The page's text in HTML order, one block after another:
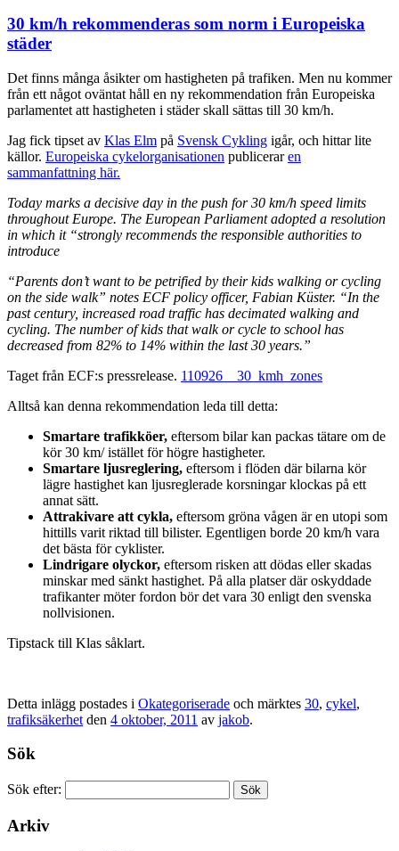
30 km/h rekommenderas som norm i Europeiska
städer
Det finns många åsikter om hastigheten på trafiken. Men nu kommer
från ett något oväntat håll en ny rekommendation från Europeiska
parlamentet att hastigheten i städer skall sättas till 30 km/h.
Jag fick tipset av Klas Elm på Svensk Cykling igår, och hittar lite
källor. Europeiska cykelorganisationen publiceraren
sammanfattning här.
Today marks a decisive day in the push for 30 km/h speed limits
throughout Europe. The European Parliament adopted a resolution
in which it “strongly recommends the responsible authorities to
introduce
“Parents don’t want to be petrified by their kids walking or cycling
on the side walk” notes ECF policy officer, Fabian Küster. “In the
past century, increased road traffic has decimated walking and
cycling. The number of kids that walk or cycle to school has
decreased from 82% to 14% within the last 30 years.”
Taget från ECF:s pressrelease. 110926__30_kmh_zones
Alltså kan denna rekommendation leda till detta:
Smartare trafikköer, eftersom bilar kan packas tätare om de
kör 30 km/ istället för högre hastigheter.
Smartare ljusreglering, eftersom i flöden där bilarna kör
lägre hastighet kan ljusreglerade korsningar klockas på ett
annat sätt.
Attrakivare att cykla, eftersom gröna vågen är en utopi som
hittills varit riktad till bilister. Egentligen borde 20 km/h vara
det bästa för cyklister.
Lindrigare olyckor, eftersom risken att dödas eller skadas
minskar med sänkt hastighet. På alla platser där oskyddade
trafikanter möter fordon bör det vara 30 enligt den svenska
nollvisionen.
Tipstack till Klas såklart.
Detta inlägg postades i Okategoriserade och märktes 30, cykel,
trafiksäkerhet den 4 oktober, 2011 av jakob.
Sök
Sök efter:
Arkiv